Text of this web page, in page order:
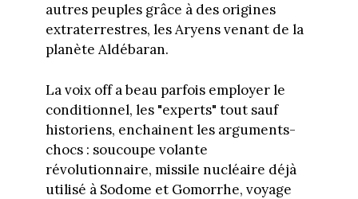
autres peuples grâce à des origines
extraterrestres, les Aryens venant de la
planète Aldébaran.
La voix off a beau parfois employer le
conditionnel, les "experts" tout sauf
historiens, enchainent les arguments-
chocs : soucoupe volante
révolutionnaire, missile nucléaire déjà
utilisé à Sodome et Gomorrhe, voyage